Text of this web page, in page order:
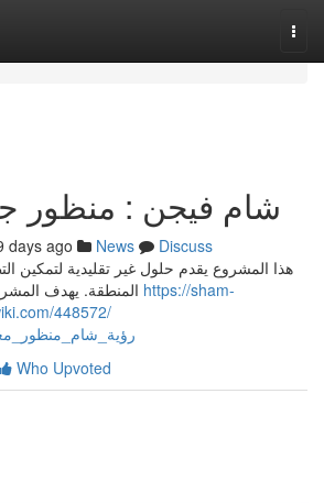
شام فيجن : منظور
days ago News
Discuss
هذا المشروع يقدم حلول غير تقليدية لتمكين
https://sham-
448572/
Who Upvoted